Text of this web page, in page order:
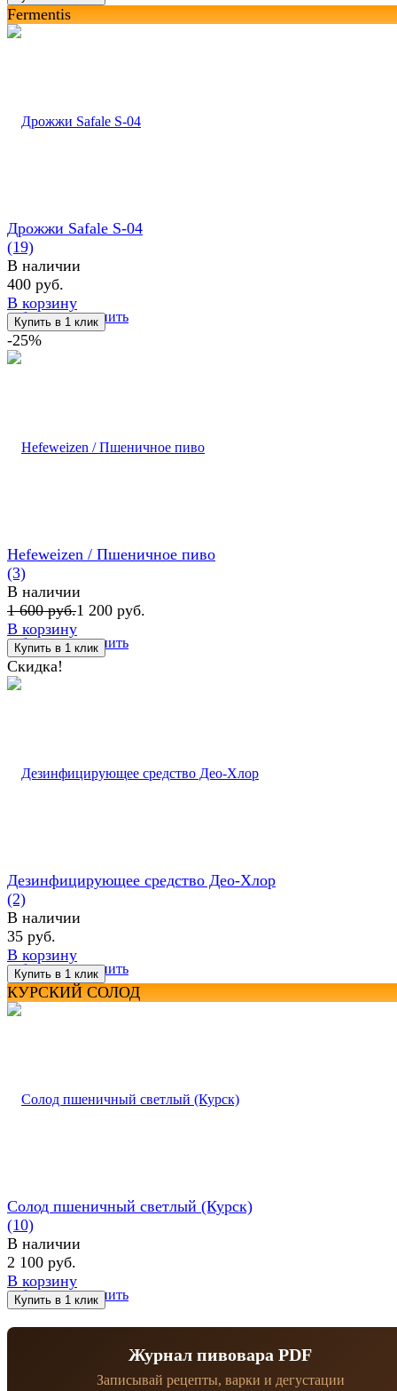
Fermentis
избранное сравнить
Дрожжи Safale S-04
(19)
В наличии
400 руб.
В корзину
-25%
избранное сравнить
Hefeweizen / Пшеничное пиво
(3)
В наличии
1 600 руб.1 200 руб.
В корзину
Скидка!
избранное сравнить
Дезинфицирующее средство Део-Хлор
(2)
В наличии
35 руб.
В корзину
КУРСКИЙ СОЛОД
избранное сравнить
Солод пшеничный светлый (Курск)
(10)
В наличии
2 100 руб.
В корзину
Журнал пивовара PDF
Записывай рецепты, варки и дегустации